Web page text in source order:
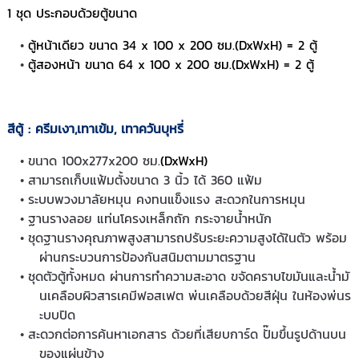
1 ชุด ประกอบด้วยตู้ขนาด
ตู้หน้าเดียว ขนาด 34 x 100 x 200 ซม.(DxWxH) = 2 ตู้
ตู้สองหน้า ขนาด 64 x 100 x 200 ซม.(DxWxH) = 2 ตู้
สีตู้ : ครีมเงา,เทาเข้ม, เทาควันบุหรี่
ขนาด 100x277x200 ซม.(DxWxH)
สามารถเก็บแฟ้มตั้งขนาด 3 นิ้ว ได้ 360 แฟ้ม
ระบบพวงมาลัยหมุน คงทนแข็งแรง สะดวกในการหมุน
ฐานรางลอย แท่นโครงเหล็กถัก กระจายน้ำหนัก
ชุดฐานรางคุณภาพสูงสามารถปรับระยะความสูงได้ในตัว พร้อม
ผ่านกระบวนการป้องกันสนิมตามมาตรฐาน
ชุดตัวตู้ทั้งหมด ผ่านการทำความสะอาด ขจัดคราบไขมันและน้ำมั
นเคลือบผิวสารเคมีฟอสเฟต พ่นเคลือบด้วยสีฝุ่น ในห้องพ่นร
ะบบปิด
สะดวกต่อการค้นหาเอกสาร ด้วยที่เสียบการ์ด ปั๊มขึ้นรูปด้านบน
ของแผ่นข้าง